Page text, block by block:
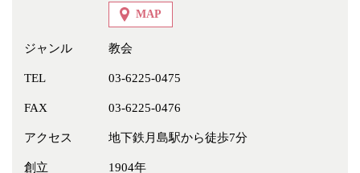
教会
特別集会奉仕者 医療・福祉
MAP
ジャンル 教会
TEL 03-6225-0475
FAX 03-6225-0476
アクセス 地下鉄月島駅から徒歩7分
創立 1904年